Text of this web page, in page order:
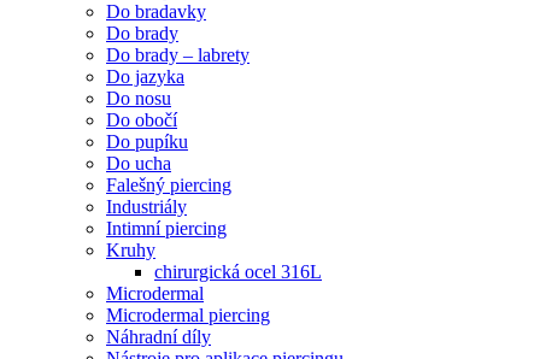
Do bradavky
Do brady
Do brady – labrety
Do jazyka
Do nosu
Do obočí
Do pupíku
Do ucha
Falešný piercing
Industriály
Intimní piercing
Kruhy
chirurgická ocel 316L
Microdermal
Microdermal piercing
Náhradní díly